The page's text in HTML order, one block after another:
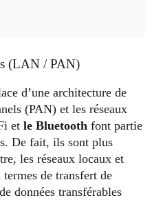
(LAN / PAN)
d’une architecture de
(PAN) et les réseaux
et le Bluetooth font partie
De fait, ils sont plus
les réseaux locaux et
de transfert de
données transférables